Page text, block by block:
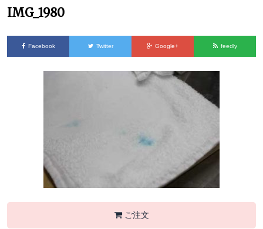
IMG_1980
Facebook Twitter Google+ feedly
ご注文